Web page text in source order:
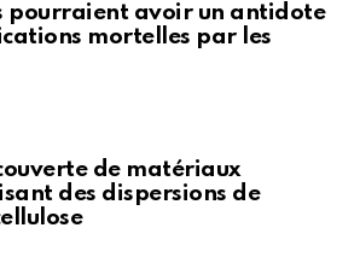
pourraient avoir un antidote
mortelles par les
de matériaux
des dispersions de